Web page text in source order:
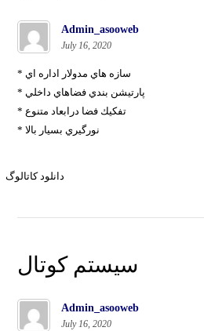
Admin_asooweb
July 16, 2020
* سازه هاي مدولار اداره اي
* پارتيشن بندي فضاهاي داخلي
* تفكيك فضا درابعاد متنوع
* نورگيري بسيار بالا
دانلود کاتالوگ
سیستم‌ کوتال
Admin_asooweb
July 16, 2020